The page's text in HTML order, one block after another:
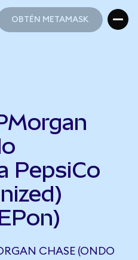
OBTÉN METAMASK
PepsiCo
CHASE (ONDO